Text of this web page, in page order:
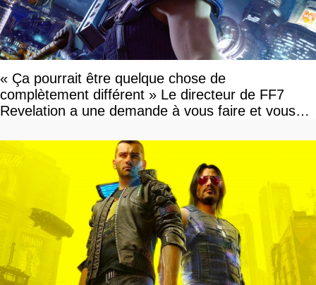
« Ça pourrait être quelque chose de
complètement différent » Le directeur de FF7
Revelation a une demande à vous faire et vous